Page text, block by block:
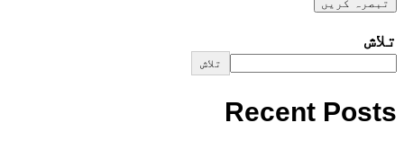
تلاش
تلاش
Recent Posts